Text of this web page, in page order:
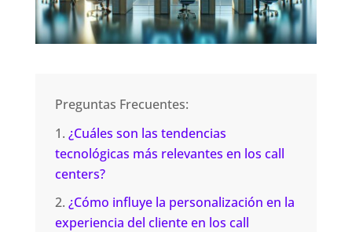
Preguntas Frecuentes:
¿Cuáles son las tendencias
tecnológicas más relevantes en los call
centers?
¿Cómo influye la personalización en la
experiencia del cliente en los call